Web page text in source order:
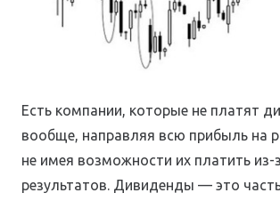
Есть компании, которые не платят
вообще, направляя всю прибыль на
не имея возможности их платить из-
результатов. Дивиденды — это